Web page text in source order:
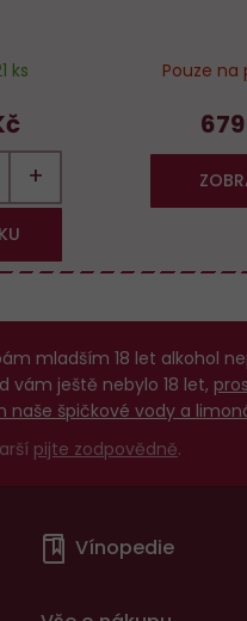
ks
+
Pouze na
mladším 18 let alkohol
vám ještě nebylo 18 let,
naše špičkové vody a
pijte zodpovědně.
Vínopedie